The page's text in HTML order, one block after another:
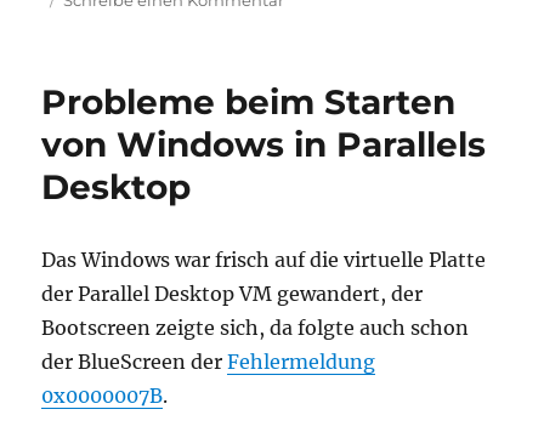
Sysinternals
Tools
Probleme beim Starten
von Windows in Parallels
Desktop
Das Windows war frisch auf die virtuelle Platte
der Parallel Desktop VM gewandert, der
Bootscreen zeigte sich, da folgte auch schon
der BlueScreen derFehlermeldung
0x0000007B.